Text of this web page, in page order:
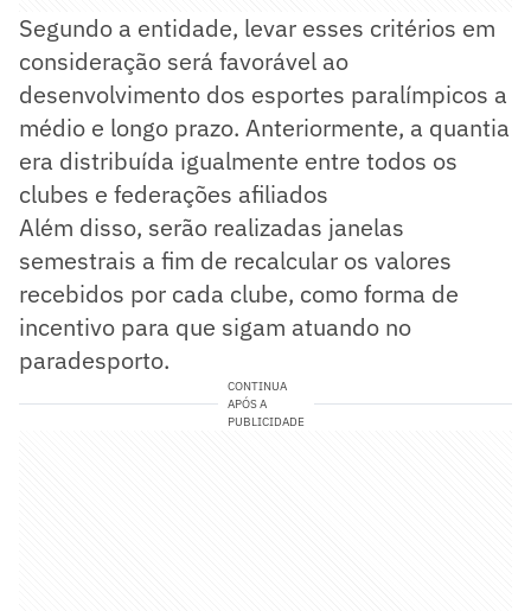
Segundo a entidade, levar esses critérios em
consideração será favorável ao
desenvolvimento dos esportes paralímpicos a
médio e longo prazo. Anteriormente, a quantia
era distribuída igualmente entre todos os
clubes e federações afiliados
Além disso, serão realizadas janelas
semestrais a fim de recalcular os valores
recebidos por cada clube, como forma de
incentivo para que sigam atuando no
paradesporto.
CONTINUA
APÓS A
PUBLICIDADE